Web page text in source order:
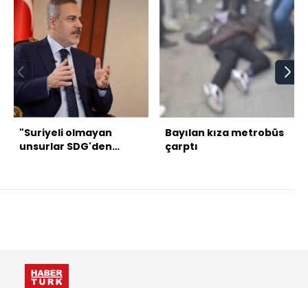
"Suriyeli olmayan
unsurlar SDG'den
Bayılan kıza metrobüs
çarptı